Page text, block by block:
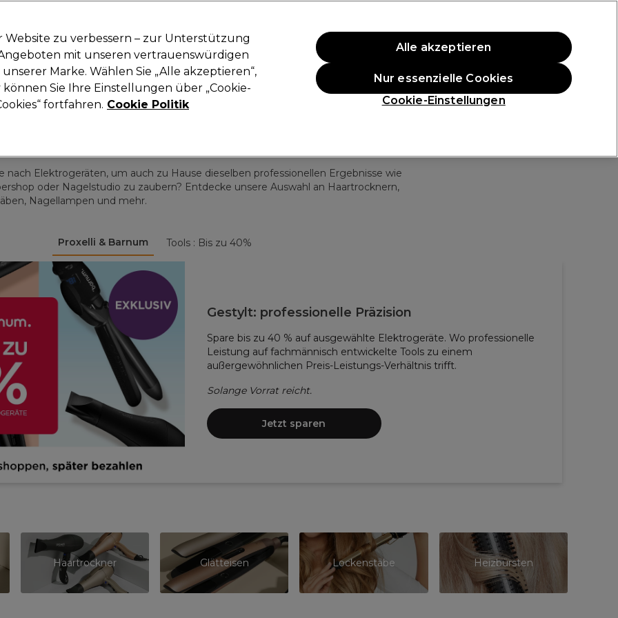
Anmelden
Kosmetik Herrenfriseur Inspiration Neue Produkte Die Professional Preise Vegane Produkte
Gratis Lieferung ab 40 €
nach Elektrogeräten, um auch zu Hause dieselben professionellen Ergebnisse wie
oder Nagelstudio zu zaubern? Entdecke unsere Auswahl an Haartrocknern,
Nagellampen und mehr.
Proxelli & Barnum Tools : Bis zu 40%
Gestylt: professionelle Präzision
Spare bis zu 40 % auf ausgewählte Elektrogeräte. Wo professionelle
Leistung auf fachmännisch entwickelte Tools zu einem
außergewöhnlichen Preis-Leistungs-Verhältnis trifft.
Solange Vorrat reicht.
Jetzt sparen
Haartrockner Glätteisen Lockenstäbe Heizbürsten
zu verbessern – zur Unterstützung
mit unseren vertrauenswürdigen
Marke. Wählen Sie „Alle akzeptieren“,
Sie Ihre Einstellungen über „Cookie-
fortfahren. Cookie Politik Cookie-Einstellungen
Nur essenzielle Cookies
Alle akzeptieren